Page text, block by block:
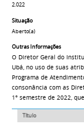
2.022
Situação
Aberto(a)
Outras Informações
O Diretor Geral do
Ubá, no uso de suas
Programa de
consonância com as
1º semestre de 2022,
Título